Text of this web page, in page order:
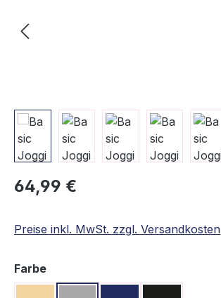
Regulärer Preis:
64,99 €
Preise inkl. MwSt. zzgl. Versandkosten
Farbeauswählen